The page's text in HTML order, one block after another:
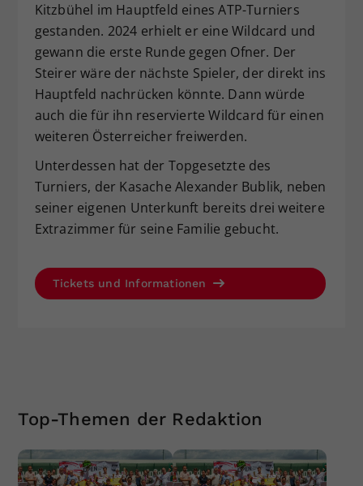
Kitzbühel im Hauptfeld eines ATP-Turniers
gestanden. 2024 erhielt er eine Wildcard und
gewann die erste Runde gegen Ofner. Der
Steirer wäre der nächste Spieler, der direkt ins
Hauptfeld nachrücken könnte. Dann würde
auch die für ihn reservierte Wildcard für einen
weiteren Österreicher freiwerden.
Unterdessen hat der Topgesetzte des
Turniers, der Kasache Alexander Bublik, neben
seiner eigenen Unterkunft bereits drei weitere
Extrazimmer für seine Familie gebucht.
Tickets und Informationen
Top-Themen der Redaktion